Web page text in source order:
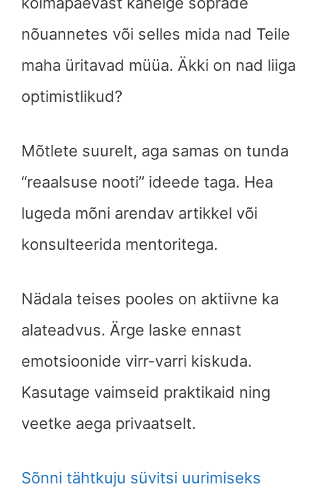
nõuannetes või selles mida nad Teile
maha üritavad müüa. Äkki on nad liiga
optimistlikud?
Mõtlete suurelt, aga samas on tunda
“reaalsuse nooti” ideede taga. Hea
lugeda mõni arendav artikkel või
konsulteerida mentoritega.
Nädala teises pooles on aktiivne ka
alateadvus. Ärge laske ennast
emotsioonide virr-varri kiskuda.
Kasutage vaimseid praktikaid ning
veetke aega privaatselt.
Sõnni tähtkuju süvitsi uurimiseks